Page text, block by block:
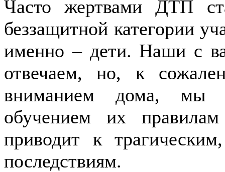
Часто жертвами ДТП
беззащитной категории
именно – дети. Наши с
отвечаем, но, к
вниманием дома, мы
обучением их
приводит к
последствиям.